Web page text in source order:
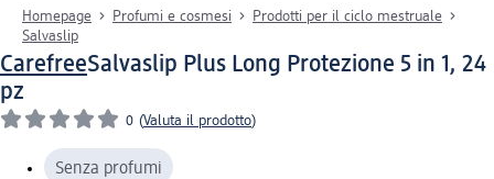
Homepage Profumi e cosmesi
Prodotti per il ciclo mestruale
Salvaslip
CarefreeSalvaslip Plus Long Protezione 5 in 1, 24
pz
0 (Valuta il prodotto)
Senza profumi